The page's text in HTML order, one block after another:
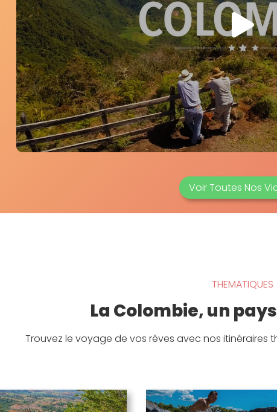
Voir Toutes Nos
THEMATIQUES
La Colombie, un
Trouvez le voyage de vos rêves avec nos